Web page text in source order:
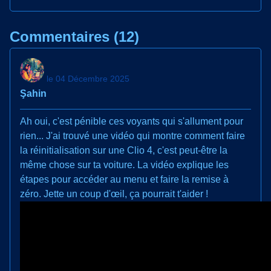
Commentaires (12)
Şahin
le 04 Décembre 2025
Ah oui, c'est pénible ces voyants qui s'allument pour
rien... J'ai trouvé une vidéo qui montre comment faire
la réinitialisation sur une Clio 4, c'est peut-être la
même chose sur ta voiture. La vidéo explique les
étapes pour accéder au menu et faire la remise à
zéro. Jette un coup d'œil, ça pourrait t'aider !